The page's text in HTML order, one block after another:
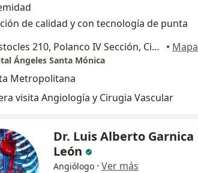
de calidad y con tecnología de punta
Temístocles 210, Polanco IV Sección, Ciudad de México • Mapa
Ángeles Santa Mónica
Metropolitana
visita Angiología y Cirugia Vascular
Dr. Luis Alberto Garnica
León
Angiólogo · Ver más